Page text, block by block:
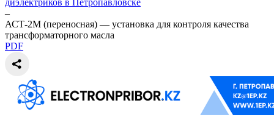
–
АСТ-2М (переносная) — установка для контроля качества
трансформаторного масла
PDF